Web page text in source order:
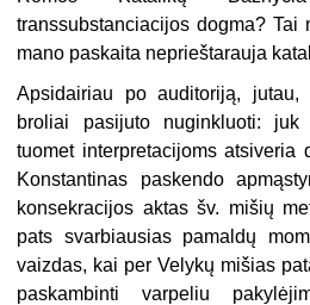
transsubstanciacijos dogma? Tai
mano paskaita neprieštarauja
Apsidairiau po auditoriją, jutau,
broliai pasijuto nuginkluoti:
tuomet interpretacijoms atsiveria
Konstantinas paskendo
konsekracijos aktas šv. mišių
pats svarbiausias pamaldų
vaizdas, kai per Velykų mišias
paskambinti varpeliu